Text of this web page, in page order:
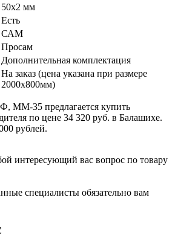
50х2 мм
Есть
САМ
Просам
Дополнительная комплектация
На заказ (цена указана при размере
2000х800мм)
ММ-35 предлагается купить
по цене 34 320 руб. в Балашихе.
рублей.
интересующий вас вопрос по товару
специалисты обязательно вам